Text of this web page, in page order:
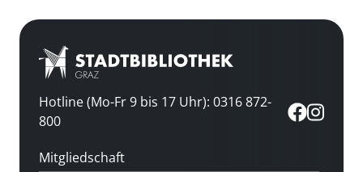
Hotline (Mo-Fr 9 bis 17 Uhr): 0316 872-
800
Mitgliedschaft